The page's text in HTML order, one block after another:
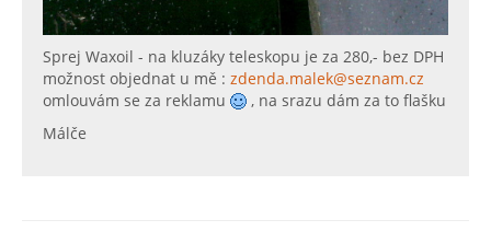
Sprej Waxoil - na kluzáky teleskopu je za 280,- bez DPH
možnost objednat u mě : zdenda.malek@seznam.cz
omlouvám se za reklamu
, na srazu dám za to flašku
Málče